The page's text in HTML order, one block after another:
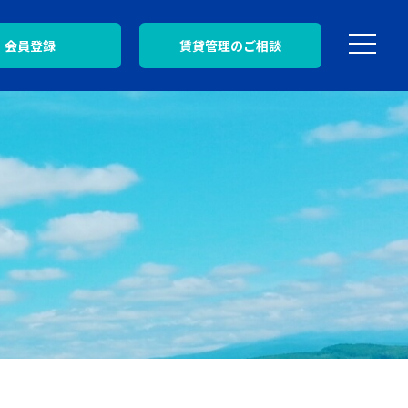
会員登録 賃貸管理のご相談